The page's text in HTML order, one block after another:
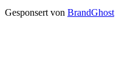
Gesponsert von BrandGhost